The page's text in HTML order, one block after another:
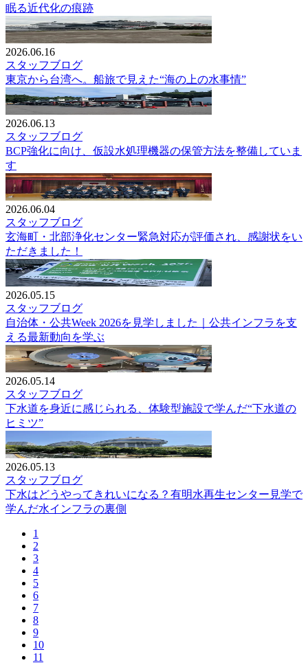
眠る近代化の痕跡
2026.06.16
スタッフブログ
東京から台湾へ。船旅で見えた“海の上の水事情”
2026.06.13
スタッフブログ
BCP強化に向け、仮設水処理機器の保管方法を整備していま
す
2026.06.04
スタッフブログ
玄海町・北部浄化センター緊急対応が評価され、感謝状をい
ただきました！
2026.05.15
スタッフブログ
自治体・公共Week 2026を見学しました｜公共インフラを支
える最新動向を学ぶ
2026.05.14
スタッフブログ
下水道を身近に感じられる、体験型施設で学んだ“下水道の
ヒミツ”
2026.05.13
スタッフブログ
下水はどうやってきれいになる？有明水再生センター見学で
学んだ水インフラの裏側
1
2
3
4
5
6
7
8
9
10
11